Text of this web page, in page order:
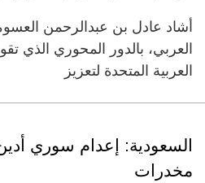
أشاد عادل بن عبدالرحمن
العربي، بالدور المحوري الذي
العربية المتحدة لتعزيز
السعودية: إعدام سوري
مخدرات